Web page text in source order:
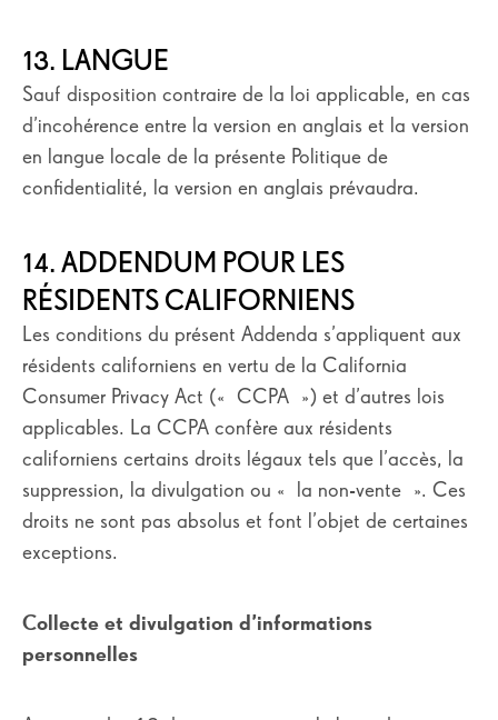
13. LANGUE
Sauf disposition contraire de la loi applicable, en cas
d’incohérence entre la version en anglais et la version
en langue locale de la présente Politique de
confidentialité, la version en anglais prévaudra.
14. ADDENDUM POUR LES
RÉSIDENTS CALIFORNIENS
Les conditions du présent Addenda s’appliquent aux
résidents californiens en vertu de la California
Consumer Privacy Act (« CCPA ») et d’autres lois
applicables. La CCPA confère aux résidents
californiens certains droits légaux tels que l’accès, la
suppression, la divulgation ou « la non-vente ». Ces
droits ne sont pas absolus et font l’objet de certaines
exceptions.
Collecte et divulgation d’informations
personnelles